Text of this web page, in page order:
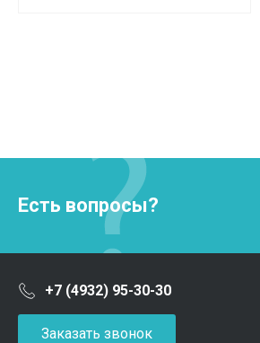
Есть вопросы?
+7 (4932) 95-30-30
Заказать звонок